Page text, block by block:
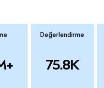
Değerlendirme
75.8K